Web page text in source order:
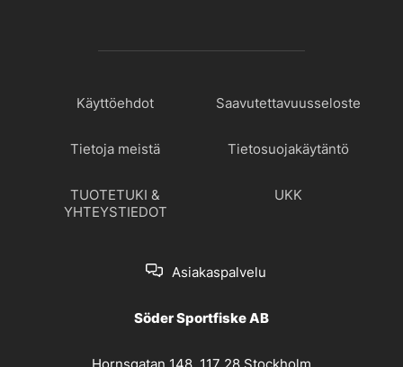
Käyttöehdot Saavutettavuusseloste
Tietoja meistä Tietosuojakäytäntö
TUOTETUKI &
YHTEYSTIEDOT
UKK
Asiakaspalvelu
Söder Sportfiske AB